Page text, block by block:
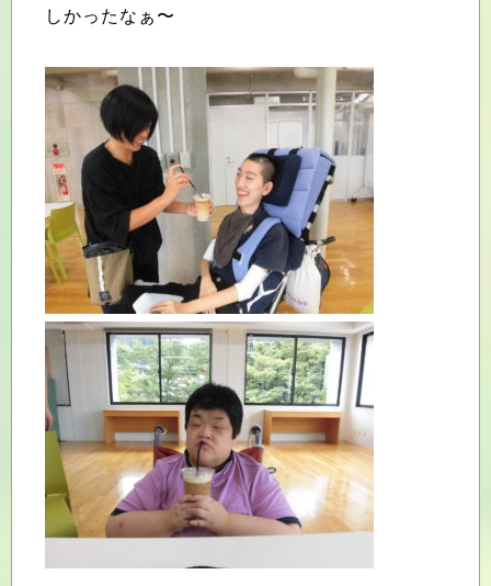
しかったなぁ〜